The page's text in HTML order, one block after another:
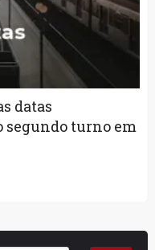
datas
segundo turno em